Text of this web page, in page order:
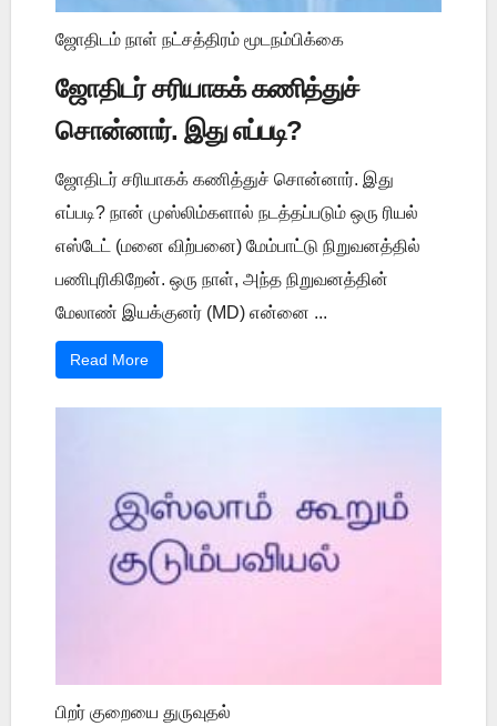
ஜோதிடம் நாள் நட்சத்திரம் மூடநம்பிக்கை
ஜோதிடர் சரியாகக் கணித்துச்
சொன்னார். இது எப்படி?
ஜோதிடர் சரியாகக் கணித்துச் சொன்னார். இது
எப்படி? நான் முஸ்லிம்களால் நடத்தப்படும் ஒரு ரியல்
எஸ்டேட் (மனை விற்பனை) மேம்பாட்டு நிறுவனத்தில்
பணிபுரிகிறேன். ஒரு நாள், அந்த நிறுவனத்தின்
மேலாண் இயக்குனர் (MD) என்னை ...
Read More
பிறர் குறையை துருவுதல்